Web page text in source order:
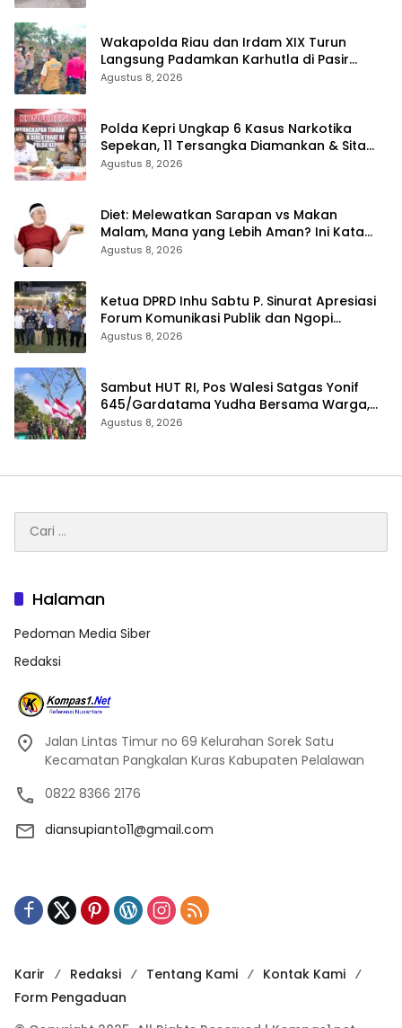
Wakapolda Riau dan Irdam XIX Turun
Langsung Padamkan Karhutla di Pasir
Limau Kapas Rohil
Agustus 8, 2026
Polda Kepri Ungkap 6 Kasus Narkotika
Sepekan, 11 Tersangka Diamankan & Sita
402 Gram Sabu
Agustus 8, 2026
Diet: Melewatkan Sarapan vs Makan
Malam, Mana yang Lebih Aman? Ini Kata
Dokter
Agustus 8, 2026
Ketua DPRD Inhu Sabtu P. Sinurat Apresiasi
Forum Komunikasi Publik dan Ngopi
Bersama Kejari Inhu
Agustus 8, 2026
Sambut HUT RI, Pos Walesi Satgas Yonif
645/Gardatama Yudha Bersama Warga,
Kibarkan Merah Putih di Bukit Walesi
Agustus 8, 2026
untuk:
Halaman
Pedoman Media Siber
Redaksi
Jalan Lintas Timur no 69 Kelurahan Sorek Satu
Kecamatan Pangkalan Kuras Kabupaten Pelalawan
0822 8366 2176
diansupianto11@gmail.com
Karir Redaksi Tentang Kami
Kontak Kami
Form Pengaduan